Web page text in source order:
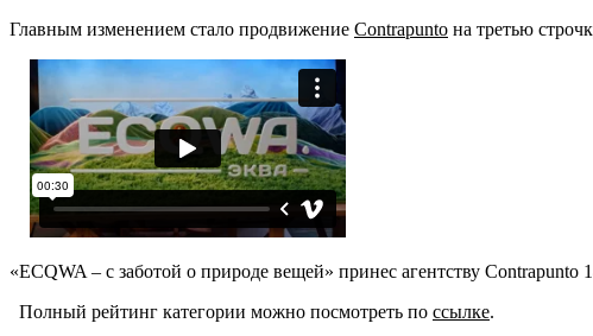
Главным изменением стало продвижение Contrapunto на третью
«ECQWA – с заботой о природе вещей» принес агентству Contrapunto
Полный рейтинг категории можно посмотреть по ссылке.